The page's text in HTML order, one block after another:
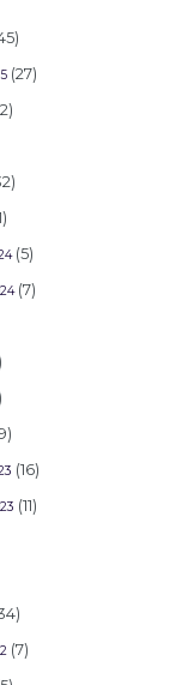
(27)
(5)
(7)
(16)
(11)
(7)